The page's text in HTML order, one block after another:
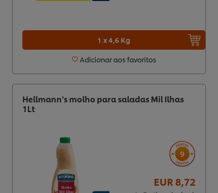
1 x 4,6 Kg
Adicionar aos favoritos
Hellmann’s molho para saladas Mil Ilhas
1Lt
9
EUR 8,72